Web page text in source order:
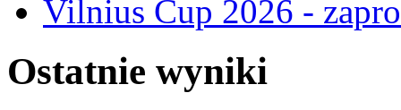
Vilnius Cup 2026 -
Ostatnie wyniki